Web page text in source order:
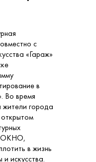
с
«Гараж»
в
Во время
жители города
открытом
ОКНО,
в жизнь
искусства.